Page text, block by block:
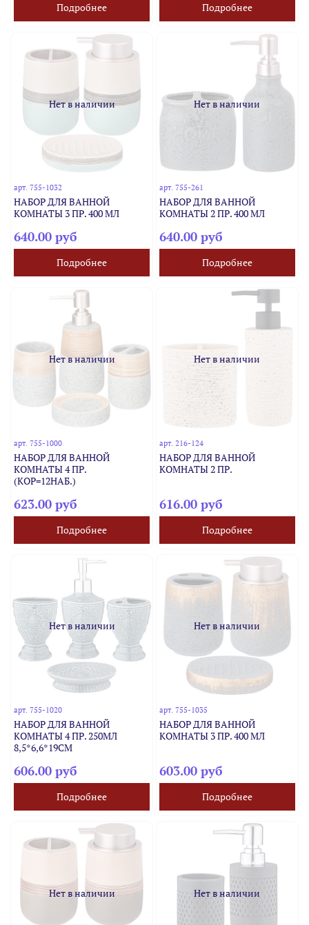
Подробнее Подробнее
Нет в наличии
арт.755-1032
НАБОР ДЛЯ ВАННОЙ
КОМНАТЫ 3 ПР. 400 МЛ
640.00 руб
Подробнее
Нет в наличии
арт. 755-261
НАБОР ДЛЯ ВАННОЙ
КОМНАТЫ 2 ПР. 400 МЛ
640.00 руб
Подробнее
Нет в наличии
арт.755-1000
НАБОР ДЛЯ ВАННОЙ
КОМНАТЫ 4 ПР.
(КОР=12НАБ.)
623.00 руб
Подробнее
Нет в наличии
арт. 216-124
НАБОР ДЛЯ ВАННОЙ
КОМНАТЫ 2 ПР.
616.00 руб
Подробнее
Нет в наличии
арт.755-1020
НАБОР ДЛЯ ВАННОЙ
КОМНАТЫ 4 ПР. 250МЛ
8,5*6,6*19СМ
606.00 руб
Подробнее
Нет в наличии
арт. 755-1035
НАБОР ДЛЯ ВАННОЙ
КОМНАТЫ 3 ПР. 400 МЛ
603.00 руб
Подробнее
Нет в наличии Нет в наличии